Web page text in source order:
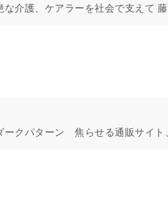
な介護、ケアラーを社会で支えて
ークパターン 焦らせる通販サイト